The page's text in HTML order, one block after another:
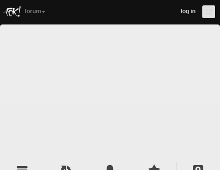
forum log in